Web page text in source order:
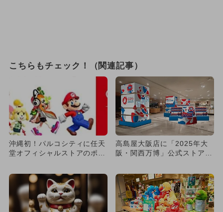
こちらもチェック！（関連記事）
沖縄初！パルコシティに任天
堂オフィシャルストアのポッ
高島屋大阪店に「2025年大
阪・関西万博」公式ストア